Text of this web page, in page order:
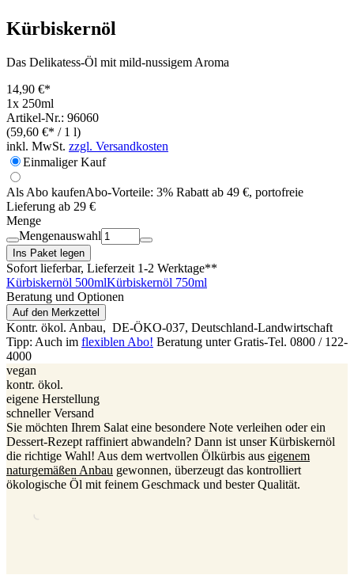
Kürbiskernöl
Das Delikatess-Öl mit mild-nussigem Aroma
14,90 €*
1x 250ml
Artikel-Nr.: 96060
(59,60 €* / 1 l)
inkl. MwSt. zzgl. Versandkosten
Einmaliger Kauf
Als Abo kaufenAbo-Vorteile: 3% Rabatt ab 49 €, portofreie
Lieferung ab 29 €
Menge
Mengenauswahl
Ins Paket legen
Sofort lieferbar, Lieferzeit 1-2 Werktage**
Kürbiskernöl 500mlKürbiskernöl 750ml
Beratung und Optionen
Auf den Merkzettel
Kontr. ökol. Anbau, DE-ÖKO-037, Deutschland-Landwirtschaft
Tipp: Auch im flexiblen Abo! Beratung unter Gratis-Tel. 0800 / 122-
4000
vegan
kontr. ökol.
eigene Herstellung
schneller Versand
Sie möchten Ihrem Salat eine besondere Note verleihen oder ein
Dessert-Rezept raffiniert abwandeln? Dann ist unser Kürbiskernöl
die richtige Wahl! Aus dem wertvollen Ölkürbis aus eigenem
naturgemäßen Anbau gewonnen, überzeugt das kontrolliert
ökologische Öl mit feinem Geschmack und bester Qualität.